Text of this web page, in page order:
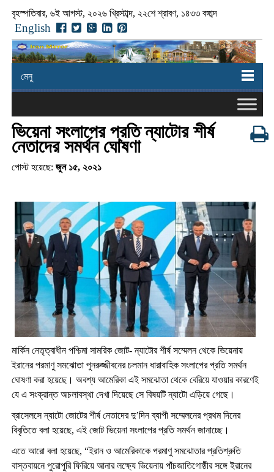
বৃহস্পতিবার, ৬ই আগস্ট, ২০২৬ খ্রিস্টাব্দ, ২২শে শ্রাবণ, ১৪৩৩ বঙ্গাব্দ
English
মেনু
ভিয়েনা সংলাপের প্রতি ন্যাটোর শীর্ষ
নেতাদের সমর্থন ঘোষণা
পোস্ট হয়েছে: জুন ১৫, ২০২১
মার্কিন নেতৃত্বাধীন পশ্চিমা সামরিক জোট- ন্যাটোর শীর্ষ সম্মেলন থেকে ভিয়েনায়
ইরানের পরমাণু সমঝোতা পুনরুজ্জীবনের চলমান ধারাবাহিক সংলাপের প্রতি সমর্থন
ঘোষণা করা হয়েছে। অবশ্য আমেরিকা এই সমঝোতা থেকে বেরিয়ে যাওয়ার কারণেই
যে এ সংক্রান্ত অচলাবস্থা দেখা দিয়েছে সে বিষয়টি ন্যাটো এড়িয়ে গেছে।
ব্রাসেলসে ন্যাটো জোটের শীর্ষ নেতাদের দু’দিন ব্যাপী সম্মেলনের প্রথম দিনের
বিবৃতিতে বলা হয়েছে, এই জোট ভিয়েনা সংলাপের প্রতি সমর্থন জানাচ্ছে।
এতে আরো বলা হয়েছে, “ইরান ও আমেরিকাকে পরমাণু সমঝোতার প্রতিশ্রুতি
বাস্তবায়নে পুরোপুরি ফিরিয়ে আনার লক্ষ্যে ভিয়েনায় পাঁচজাতিগোষ্ঠীর সঙ্গে ইরানের